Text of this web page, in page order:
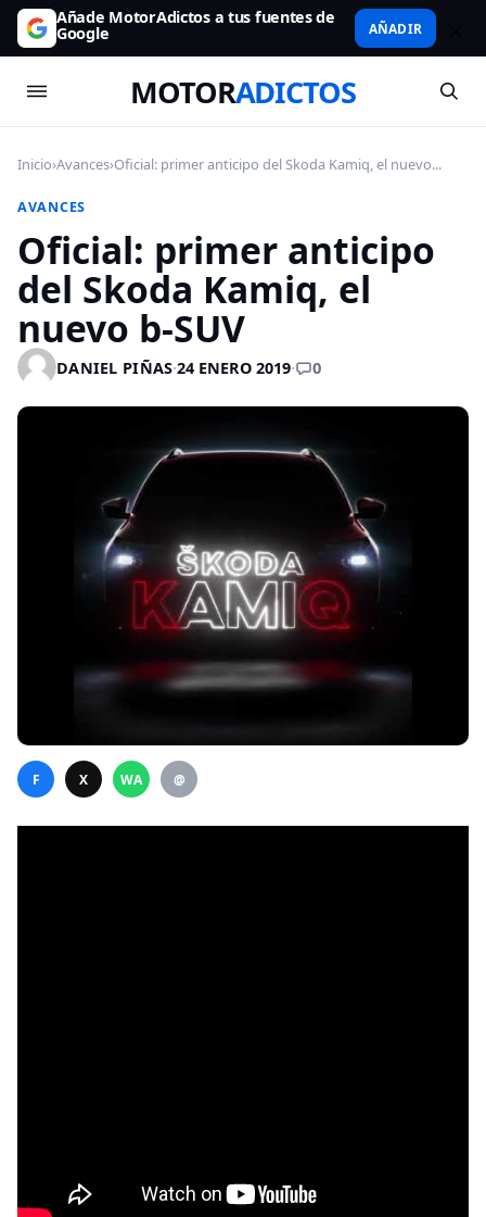
Añade MotorAdictos a tus fuentes de
Google AÑADIR
MOTORADICTOS
Inicio›Avances›Oficial: primer anticipo del Skoda Kamiq, el nuevo...
AVANCES
Oficial: primer anticipo
del Skoda Kamiq, el
nuevo b-SUV
DANIEL PIÑAS·24 ENERO 2019· 0
F X WA @